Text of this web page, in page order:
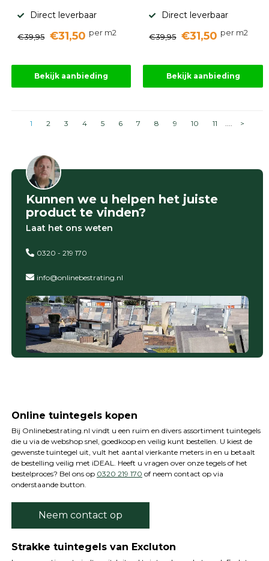
Direct leverbaar
€39,95 €31,50 per m2
Bekijk aanbieding
Direct leverbaar
€39,95 €31,50 per m2
Bekijk aanbieding
1 2 3 4 5 6 7 8 9 10 11 .... >
Kunnen we u helpen het juiste
product te vinden?
Laat het ons weten
0320 - 219 170
info@onlinebestrating.nl
Online tuintegels kopen
Bij Onlinebestrating.nl vindt u een ruim en divers assortiment tuintegels
die u via de webshop snel, goedkoop en veilig kunt bestellen. U kiest de
gewenste tuintegel uit, vult het aantal vierkante meters in en u betaalt
de bestelling veilig met iDEAL. Heeft u vragen over onze tegels of het
bestelproces? Bel ons op 0320 219 170 of neem contact op via
onderstaande button.
Neem contact op
Strakke tuintegels van Excluton